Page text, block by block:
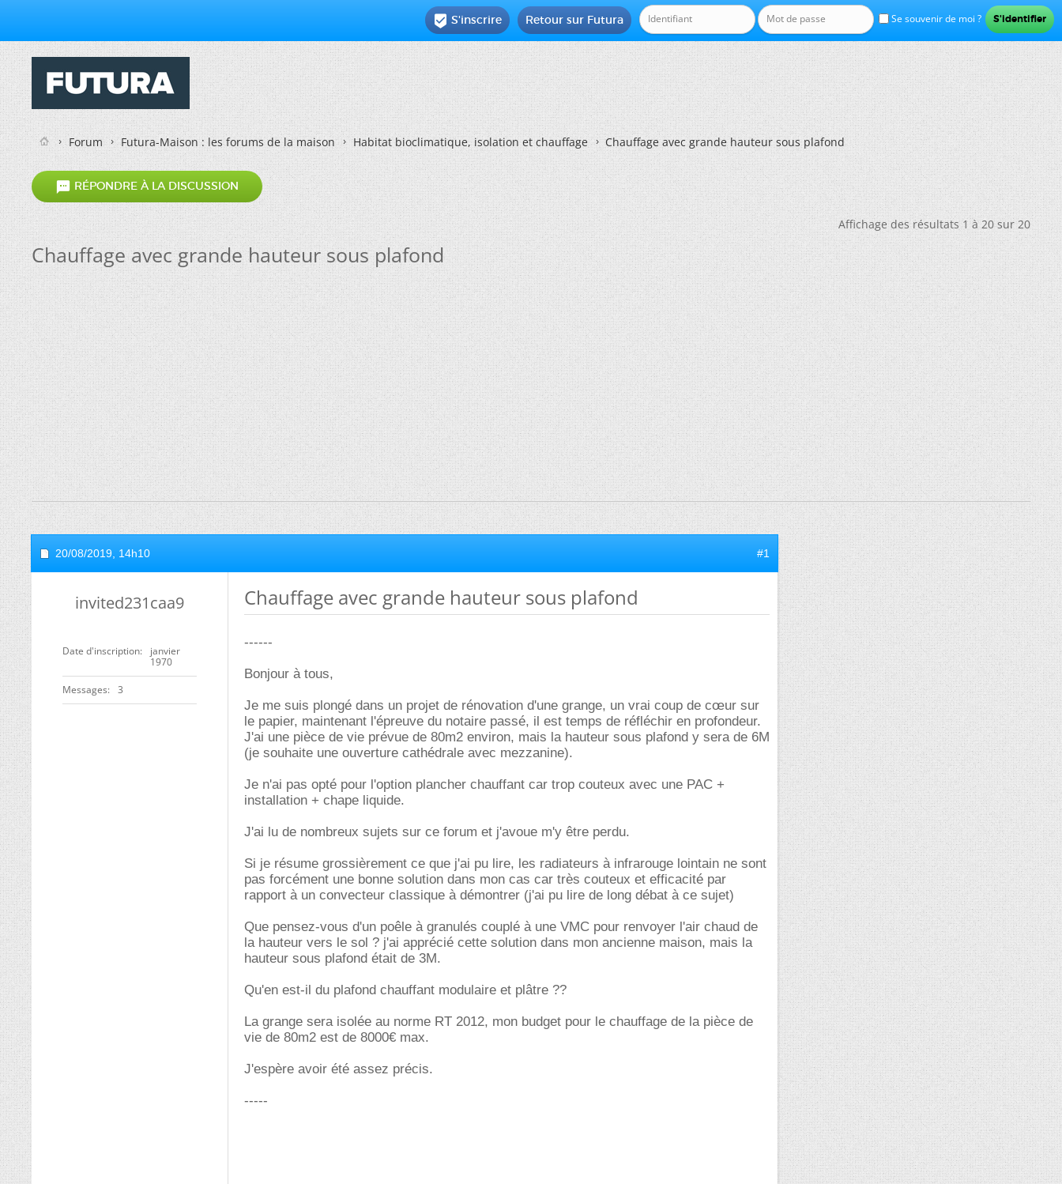
Se souvenir de moi ?
Retour sur Futura
 S'inscrire
Forum Futura-Maison : les forums de la maison Habitat bioclimatique, isolation et chauffage Chauffage avec grande hauteur sous plafond
 RÉPONDRE À LA DISCUSSION
Affichage des résultats 1 à 20 sur 20
Chauffage avec grande hauteur sous plafond
20/08/2019, 14h10 #1
invited231caa9
Date d'inscription
janvier
1970
Messages 3
Chauffage avec grande hauteur sous plafond
------
Bonjour à tous,
Je me suis plongé dans un projet de rénovation d'une grange, un vrai coup de cœur sur
le papier, maintenant l'épreuve du notaire passé, il est temps de réfléchir en profondeur.
J'ai une pièce de vie prévue de 80m2 environ, mais la hauteur sous plafond y sera de 6M
(je souhaite une ouverture cathédrale avec mezzanine).
Je n'ai pas opté pour l'option plancher chauffant car trop couteux avec une PAC +
installation + chape liquide.
J'ai lu de nombreux sujets sur ce forum et j'avoue m'y être perdu.
Si je résume grossièrement ce que j'ai pu lire, les radiateurs à infrarouge lointain ne sont
pas forcément une bonne solution dans mon cas car très couteux et efficacité par
rapport à un convecteur classique à démontrer (j'ai pu lire de long débat à ce sujet)
Que pensez-vous d'un poêle à granulés couplé à une VMC pour renvoyer l'air chaud de
la hauteur vers le sol ? j'ai apprécié cette solution dans mon ancienne maison, mais la
hauteur sous plafond était de 3M.
Qu'en est-il du plafond chauffant modulaire et plâtre ??
La grange sera isolée au norme RT 2012, mon budget pour le chauffage de la pièce de
vie de 80m2 est de 8000€ max.
J'espère avoir été assez précis.
-----